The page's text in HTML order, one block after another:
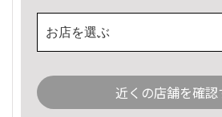
お店を選ぶ
近くの店舗を確認